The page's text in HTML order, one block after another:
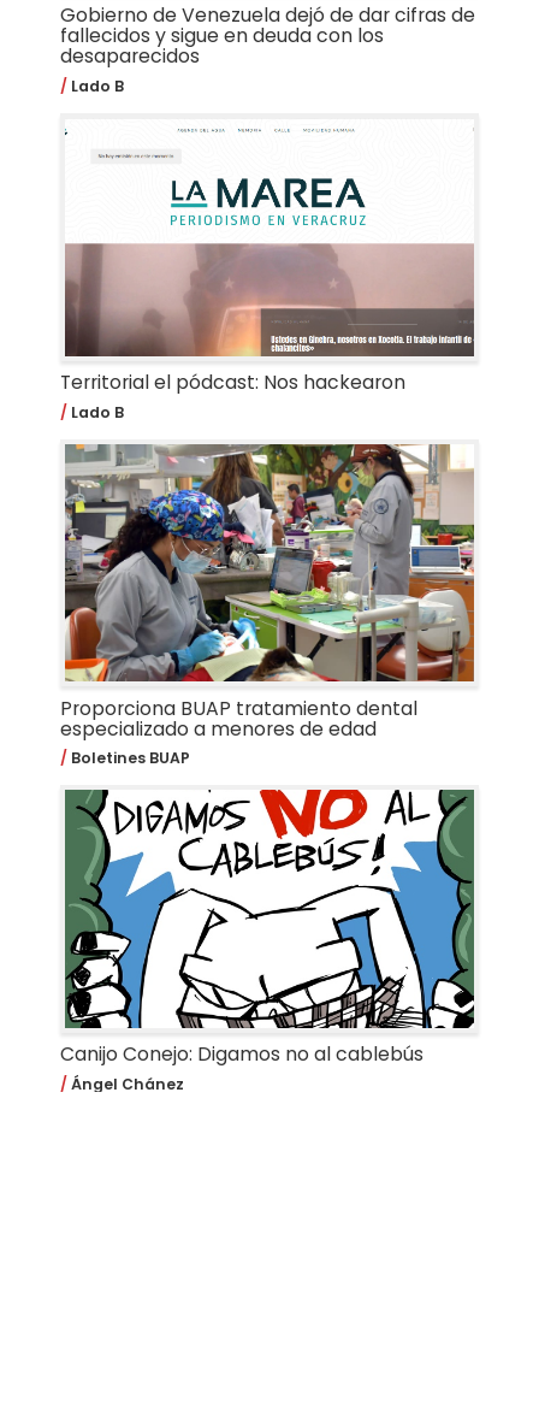
Gobierno de Venezuela dejó de dar cifras de
fallecidos y sigue en deuda con los
desaparecidos
Lado B
Territorial el pódcast: Nos hackearon
Lado B
Proporciona BUAP tratamiento dental
especializado a menores de edad
Boletines BUAP
Canijo Conejo: Digamos no al cablebús
Ángel Chánez